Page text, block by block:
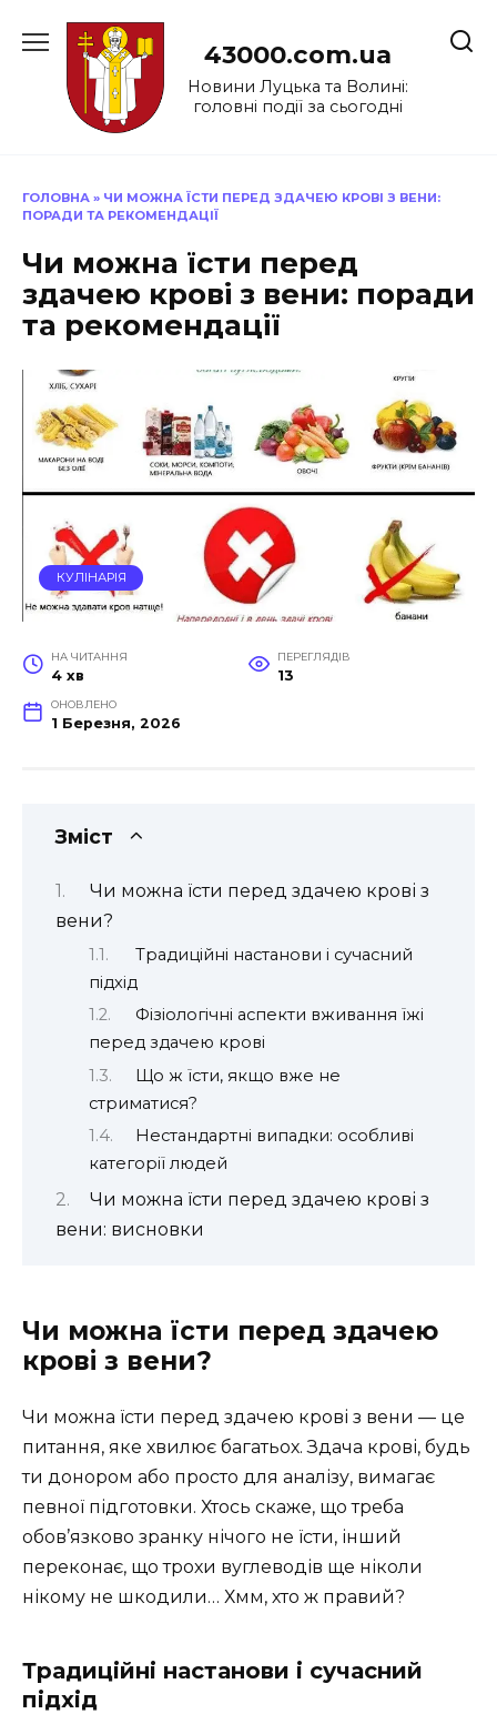
до
43000.com.ua
Новини Луцька та Волині:
головні події за сьогодні
ГОЛОВНА » ЧИ МОЖНА ЇСТИ ПЕРЕД ЗДАЧЕЮ КРОВІ З ВЕНИ:
ПОРАДИ ТА РЕКОМЕНДАЦІЇ
Чи можна їсти перед
здачею крові з вени: поради
та рекомендації
КУЛІНАРІЯ
НА ЧИТАННЯ
4 хв
ПЕРЕГЛЯДІВ
13
ОНОВЛЕНО
1 Березня, 2026
Зміст
Чи можна їсти перед здачею крові з
вени?
Традиційні настанови і сучасний
підхід
Фізіологічні аспекти вживання їжі
перед здачею крові
Що ж їсти, якщо вже не
стриматися?
Нестандартні випадки: особливі
категорії людей
Чи можна їсти перед здачею крові з
вени: висновки
Чи можна їсти перед здачею
крові з вени?
Чи можна їсти перед здачею крові з вени — це
питання, яке хвилює багатьох. Здача крові, будь
ти донором або просто для аналізу, вимагає
певної підготовки. Хтось скаже, що треба
обов’язково зранку нічого не їсти, інший
переконає, що трохи вуглеводів ще ніколи
нікому не шкодили… Хмм, хто ж правий?
Традиційні настанови і сучасний
підхід